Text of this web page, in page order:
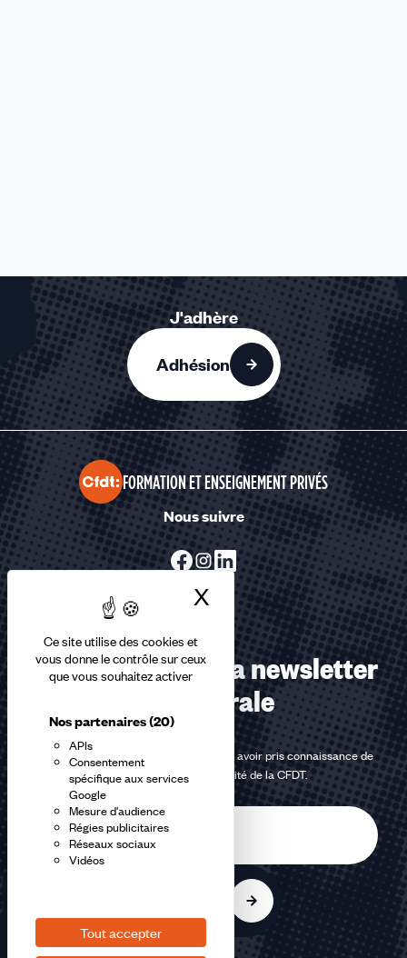
Ce site utilise des cookies et
vous donne le contrôle sur ceux
que vous souhaitez activer
Nos partenaires(20)
APIs
Consentement
spécifique aux services
Google
Mesure d'audience
Régies publicitaires
Réseaux sociaux
Vidéos
Tout accepter
X Masquer le
J'adhère
Adhésion
FORMATION ET ENSEIGNEMENT PRIVÉS
Nous suivre
Abonnez-vous à la newsletter
confédérale
En m'inscrivant à la newsletter, j'affirme avoir pris connaissance de
lapolitique de confidentialité de la CFDT.